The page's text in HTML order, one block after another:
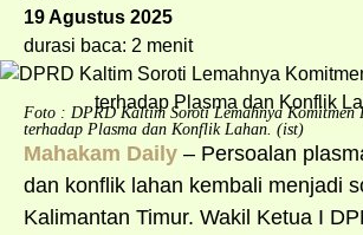
19 Agustus 2025
durasi baca: 2 menit
Foto : DPRD Kaltim Soroti Lemahnya Komitmen
terhadap Plasma dan Konflik Lahan. (ist)
Mahakam Daily – Persoalan
dan konflik lahan kembali menjadi
Kalimantan Timur. Wakil Ketua I